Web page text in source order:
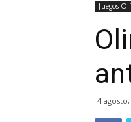
Juegos
4 agosto,